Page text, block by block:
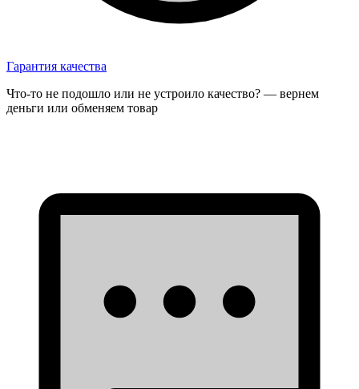
Гарантия качества
Что-то не подошло или не устроило качество? — вернем
деньги или обменяем товар